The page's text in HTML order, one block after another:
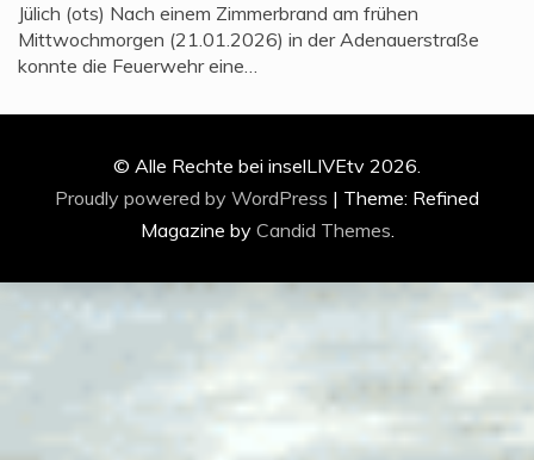
Jülich (ots) Nach einem Zimmerbrand am frühen
Mittwochmorgen (21.01.2026) in der Adenauerstraße
konnte die Feuerwehr eine…
© Alle Rechte bei inselLIVEtv 2026.
Proudly powered by WordPress | Theme: Refined
Magazine by Candid Themes.